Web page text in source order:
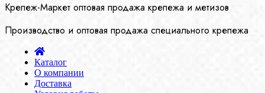
Крепеж-Маркет оптовая продажа крепежа и метизов
Производство и оптовая продажа специального крепежа
Каталог
О компании
Доставка